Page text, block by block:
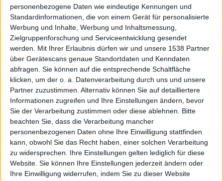
personenbezogene Daten wie eindeutige Kennungen und
Standardinformationen, die von einem Gerät für personalisierte
Werbung und Inhalte, Werbung und Inhaltsmessung,
Zielgruppenforschung und Serviceentwicklung gesendet
werden.
Mit Ihrer Erlaubnis dürfen wir und unsere 1538 Partner
über Gerätescans genaue Standortdaten und Kenndaten
abfragen. Sie können auf die entsprechende Schaltfläche
klicken, um der o. a. Datenverarbeitung durch uns und unsere
Partner zuzustimmen. Alternativ können Sie auf detailliertere
Informationen zugreifen und Ihre Einstellungen ändern, bevor
Sie der Verarbeitung zustimmen oder diese ablehnen.
Bitte
beachten Sie, dass die Verarbeitung mancher
personenbezogenen Daten ohne Ihre Einwilligung stattfinden
kann, obwohl Sie das Recht haben, einer solchen Verarbeitung
zu widersprechen. Ihre Einstellungen gelten lediglich für diese
Website. Sie können Ihre Einstellungen jederzeit ändern oder
Ihre Einwilligung widerrufen, indem Sie zu dieser Website
Schwerpunkt die Schaffensphase rund um„The Butterfly
Effect“ab. Das mag mit dem unlängst als Neuauflage
veröffentlichen Werk aus 1999 zusammenhängen – ist
aber auch nicht die allerschlechteste Wahl für eine gute
Bühnenperformance. Dass man dann mit „Alma Mater“
die erste Song-Runde beendet wird, ist wenig
überraschend, aber umso schöner für alle Fans der Band
und wird von Frontmann Fernando Ribeiro sogar als
„Nationalhymne der MOONSPELL-Nation“ angekündigt.
Die erste Zugabe eröffnet dann “ Todos Os Santos“, das
mit portugiesischer Flagge untermalt wird. Eine
Darbietung in der Muttersprache der Band ist da
selbstredend, bevor es mit „Full Moon Madness“ und
„Mephisto“ weiter geht zu weiteren Klassikern der Band.